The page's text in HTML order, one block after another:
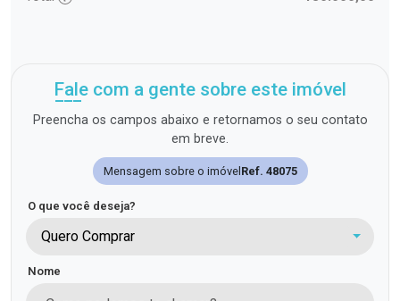
Fale com a gente sobre este imóvel
Preencha os campos abaixo e retornamos o seu contato
em breve.
Mensagem sobre o imóvel Ref. 48075
O que você deseja?
Quero Comprar
Nome